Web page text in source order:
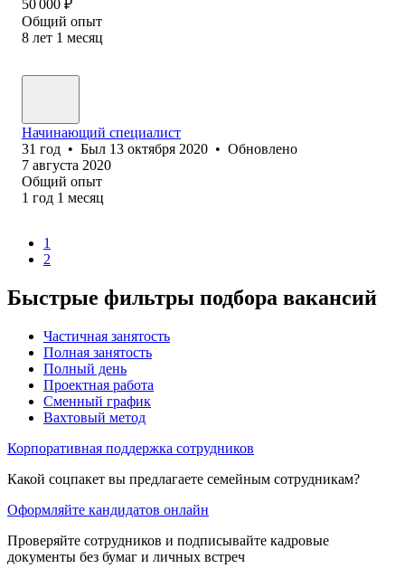
50 000 ₽
Общий опыт
8 лет 1 месяц
Начинающий специалист
31 год • Был 13 октября 2020 • Обновлено
7 августа 2020
Общий опыт
1 год 1 месяц
1
2
Быстрые фильтры подбора вакансий
Частичная занятость
Полная занятость
Полный день
Проектная работа
Сменный график
Вахтовый метод
Корпоративная поддержка сотрудников
Какой соцпакет вы предлагаете семейным сотрудникам?
Оформляйте кандидатов онлайн
Проверяйте сотрудников и подписывайте кадровые
документы без бумаг и личных встреч